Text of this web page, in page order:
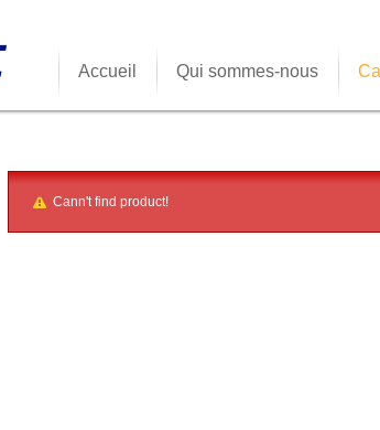
Accueil Qui sommes-nous
Cann't find product!